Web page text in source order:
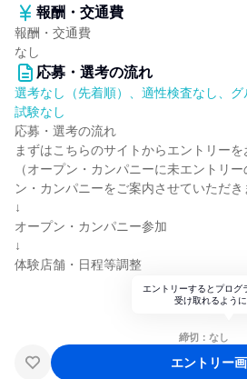
報酬・交通費
報酬・交通費
なし
応募・選考の流れ
選考なし（先着順）、適性検査なし、
試験なし
応募・選考の流れ
まずはこちらのサイトからエントリーを
（オープン・カンパニーに未エントリ
ン・カンパニーをご案内させていただき
↓
オープン・カンパニー参加
↓
体験店舗・日程等調整
エントリーするとプログ
受け取れるよう
締切：なし
エントリー